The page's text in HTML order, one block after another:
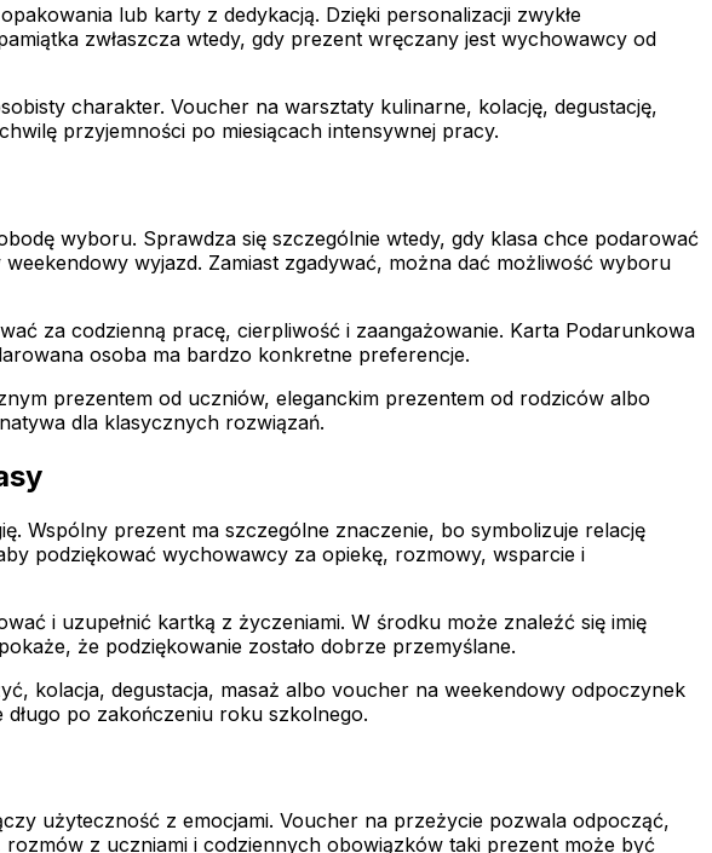
lub karty z dedykacją. Dzięki personalizacji zwykłe
zwłaszcza wtedy, gdy prezent wręczany jest wychowawcy od
charakter. Voucher na warsztaty kulinarne, kolację, degustację,
przyjemności po miesiącach intensywnej pracy.
wyboru. Sprawdza się szczególnie wtedy, gdy klasa chce podarować
wyjazd. Zamiast zgadywać, można dać możliwość wyboru
za codzienną pracę, cierpliwość i zaangażowanie. Karta Podarunkowa
osoba ma bardzo konkretne preferencje.
prezentem od uczniów, eleganckim prezentem od rodziców albo
dla klasycznych rozwiązań.
Wspólny prezent ma szczególne znaczenie, bo symbolizuje relację
podziękować wychowawcy za opiekę, rozmowy, wsparcie i
i uzupełnić kartką z życzeniami. W środku może znaleźć się imię
że podziękowanie zostało dobrze przemyślane.
kolacja, degustacja, masaż albo voucher na weekendowy odpoczynek
po zakończeniu roku szkolnego.
użyteczność z emocjami. Voucher na przeżycie pozwala odpocząć,
z uczniami i codziennych obowiązków taki prezent może być